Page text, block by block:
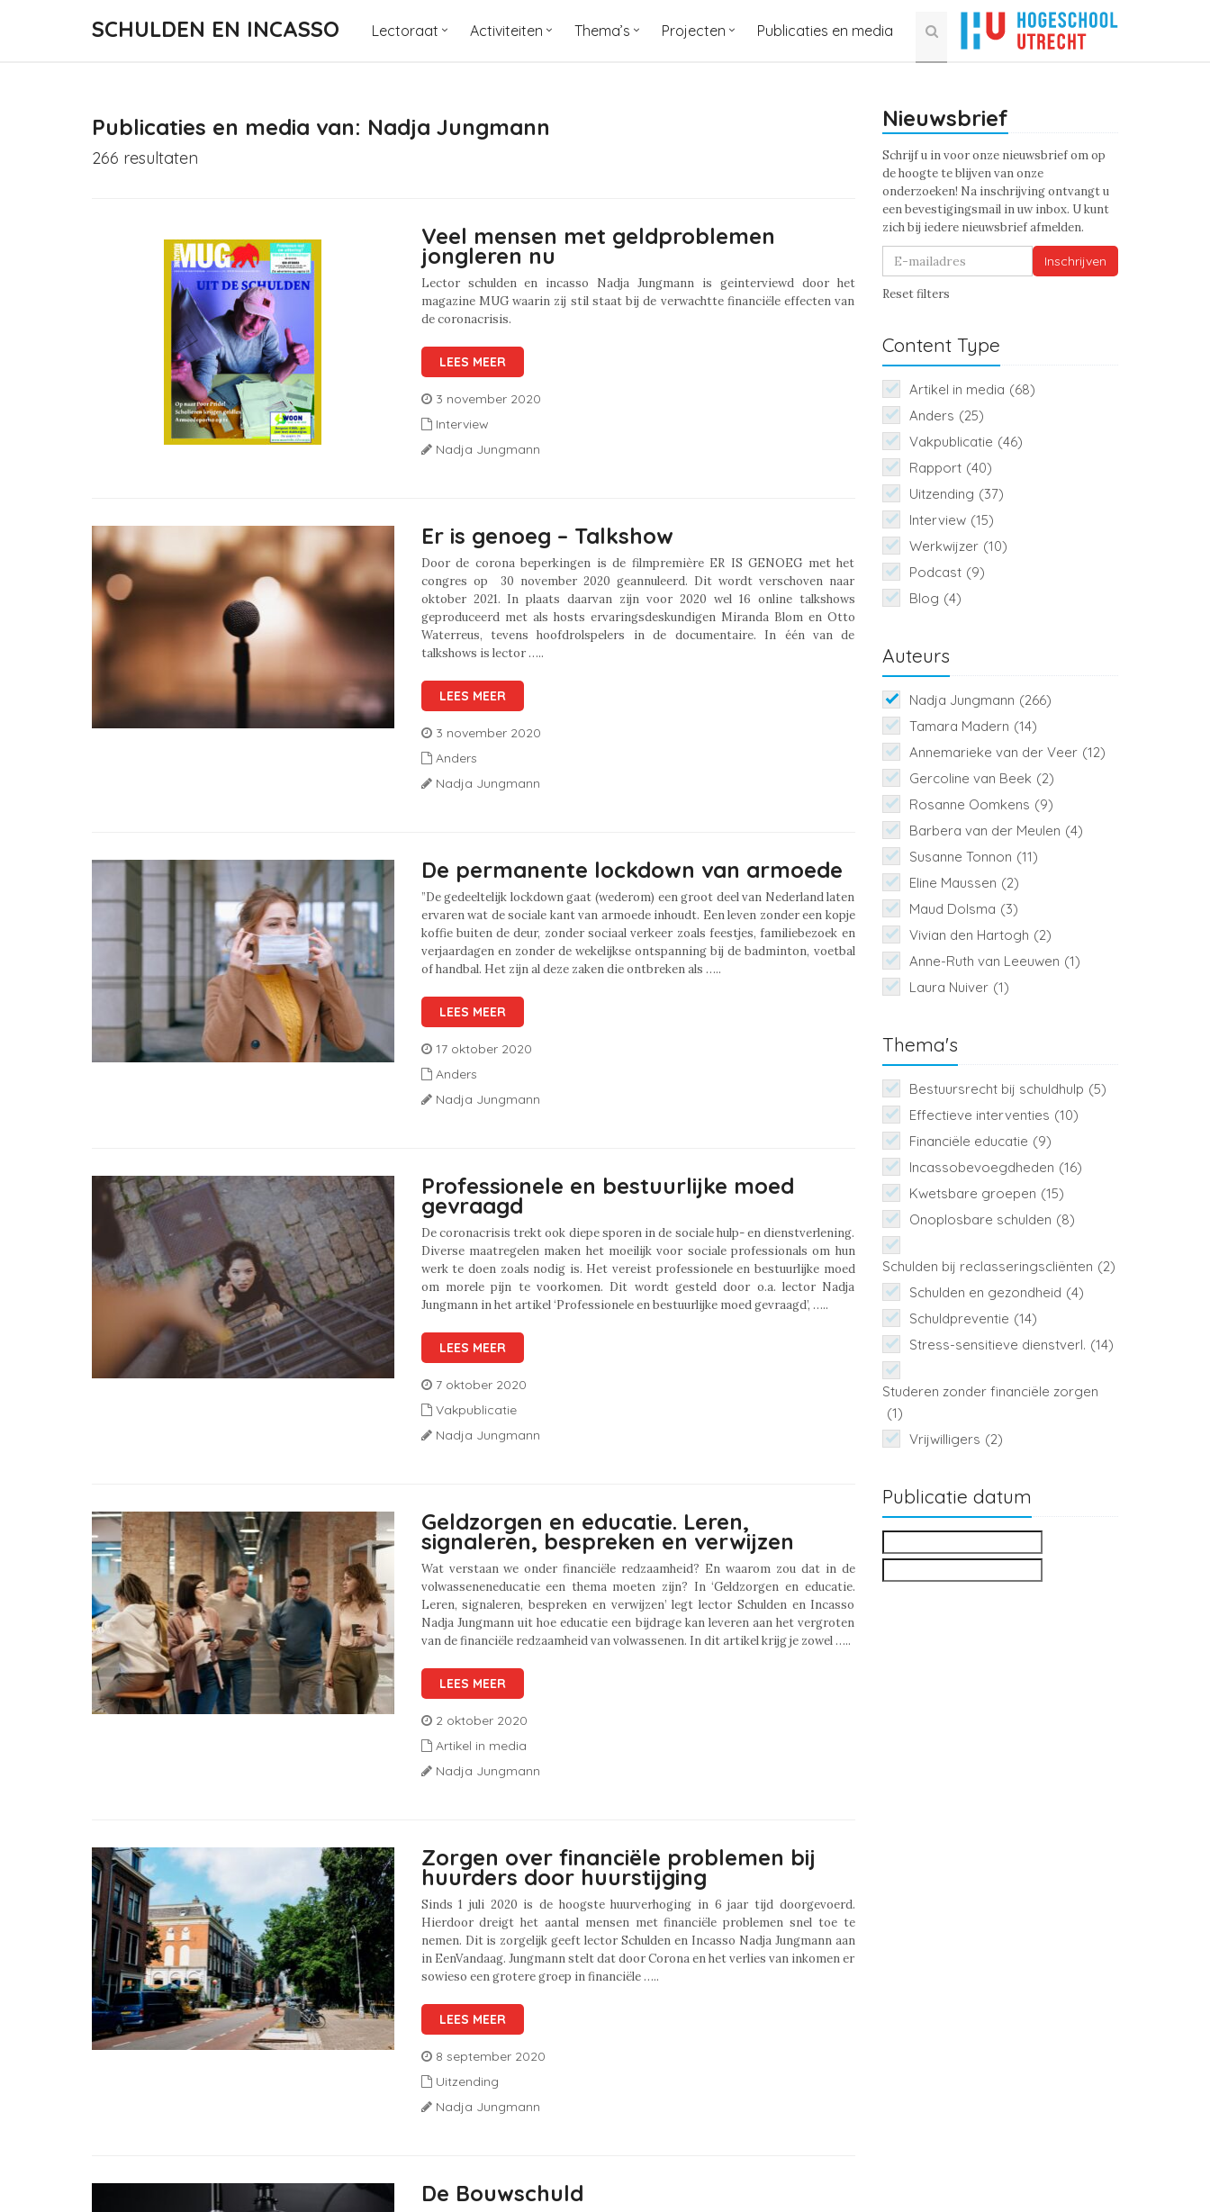
SCHULDEN EN INCASSO Lectoraat Activiteiten Thema’s Projecten Publicaties en media
Publicaties en media van: Nadja Jungmann
266 resultaten
Veel mensen met geldproblemen
jongleren nu
Lector schulden en incasso Nadja Jungmann is geinterviewd door het
magazine MUG waarin zij stil staat bij de verwachtte financiële effecten van
de coronacrisis.
LEES MEER
3 november 2020
Interview
Nadja Jungmann
Er is genoeg – Talkshow
Door de corona beperkingen is de filmpremière ER IS GENOEG met het
congres op 30 november 2020 geannuleerd. Dit wordt verschoven naar
oktober 2021. In plaats daarvan zijn voor 2020 wel 16 online talkshows
geproduceerd met als hosts ervaringsdeskundigen Miranda Blom en Otto
Waterreus, tevens hoofdrolspelers in de documentaire. In één van de
talkshows is lector …..
LEES MEER
3 november 2020
Anders
Nadja Jungmann
De permanente lockdown van armoede
”De gedeeltelijk lockdown gaat (wederom) een groot deel van Nederland laten
ervaren wat de sociale kant van armoede inhoudt. Een leven zonder een kopje
koffie buiten de deur, zonder sociaal verkeer zoals feestjes, familiebezoek en
verjaardagen en zonder de wekelijkse ontspanning bij de badminton, voetbal
of handbal. Het zijn al deze zaken die ontbreken als …..
LEES MEER
17 oktober 2020
Anders
Nadja Jungmann
Professionele en bestuurlijke moed
gevraagd
De coronacrisis trekt ook diepe sporen in de sociale hulp- en dienstverlening.
Diverse maatregelen maken het moeilijk voor sociale professionals om hun
werk te doen zoals nodig is. Het vereist professionele en bestuurlijke moed
om morele pijn te voorkomen. Dit wordt gesteld door o.a. lector Nadja
Jungmann in het artikel ‘Professionele en bestuurlijke moed gevraagd’, …..
LEES MEER
7 oktober 2020
Vakpublicatie
Nadja Jungmann
Geldzorgen en educatie. Leren,
signaleren, bespreken en verwijzen
Wat verstaan we onder financiële redzaamheid? En waarom zou dat in de
volwasseneneducatie een thema moeten zijn? In ‘Geldzorgen en educatie.
Leren, signaleren, bespreken en verwijzen’ legt lector Schulden en Incasso
Nadja Jungmann uit hoe educatie een bijdrage kan leveren aan het vergroten
van de financiële redzaamheid van volwassenen. In dit artikel krijg je zowel …..
LEES MEER
2 oktober 2020
Artikel in media
Nadja Jungmann
Zorgen over financiële problemen bij
huurders door huurstijging
Sinds 1 juli 2020 is de hoogste huurverhoging in 6 jaar tijd doorgevoerd.
Hierdoor dreigt het aantal mensen met financiële problemen snel toe te
nemen. Dit is zorgelijk geeft lector Schulden en Incasso Nadja Jungmann aan
in EenVandaag. Jungmann stelt dat door Corona en het verlies van inkomen er
sowieso een grotere groep in financiële …..
LEES MEER
8 september 2020
Uitzending
Nadja Jungmann
De Bouwschuld
Nieuwsbrief
Schrijf u in voor onze nieuwsbrief om op
de hoogte te blijven van onze
onderzoeken! Na inschrijving ontvangt u
een bevestigingsmail in uw inbox. U kunt
zich bij iedere nieuwsbrief afmelden.
Inschrijven
Reset filters
Content Type
Artikel in media (68)
Anders (25)
Vakpublicatie (46)
Rapport (40)
Uitzending (37)
Interview (15)
Werkwijzer (10)
Podcast (9)
Blog (4)
Auteurs
Nadja Jungmann (266)
Tamara Madern (14)
Annemarieke van der Veer (12)
Gercoline van Beek (2)
Rosanne Oomkens (9)
Barbera van der Meulen (4)
Susanne Tonnon (11)
Eline Maussen (2)
Maud Dolsma (3)
Vivian den Hartogh (2)
Anne-Ruth van Leeuwen (1)
Laura Nuiver (1)
Thema's
Bestuursrecht bij schuldhulp (5)
Effectieve interventies (10)
Financiële educatie (9)
Incassobevoegdheden (16)
Kwetsbare groepen (15)
Onoplosbare schulden (8)
Schulden bij reclasseringscliënten (2)
Schulden en gezondheid (4)
Schuldpreventie (14)
Stress-sensitieve dienstverl. (14)
Studeren zonder financiële zorgen
(1)
Vrijwilligers (2)
Publicatie datum